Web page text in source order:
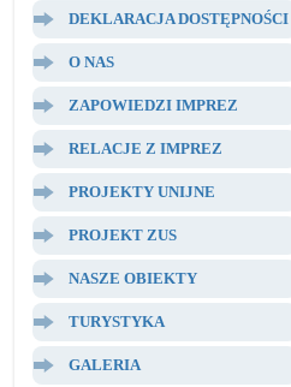
DEKLARACJA DOSTĘPNOŚCI
O NAS
ZAPOWIEDZI IMPREZ
RELACJE Z IMPREZ
PROJEKTY UNIJNE
PROJEKT ZUS
NASZE OBIEKTY
TURYSTYKA
GALERIA